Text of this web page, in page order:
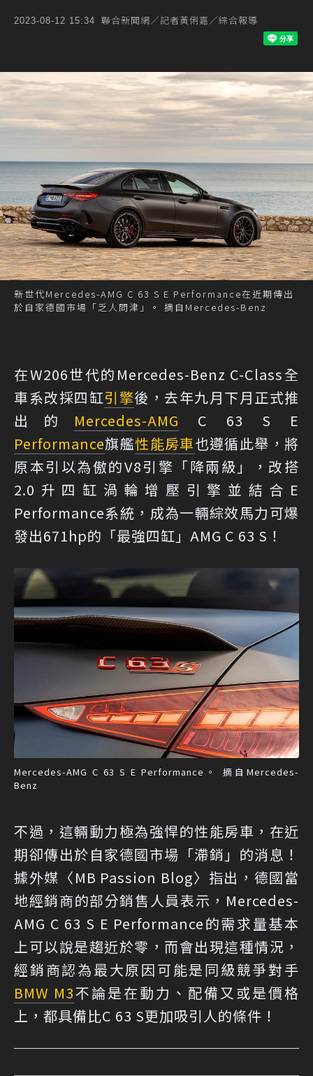
2023-08-12 15:34 聯合新聞網／記者黃俐嘉／綜合報導
新世代Mercedes-AMG C 63 S E Performance在近期傳出
於自家德國市場「乏人問津」。 摘自Mercedes-Benz
在W206世代的Mercedes-Benz C-Class全
車系改採四缸引擎後，去年九月下月正式推
出的 Mercedes-AMG C 63 S E
Performance旗艦性能房車也遵循此舉，將
原本引以為傲的V8引擎「降兩級」，改搭
2.0升四缸渦輪增壓引擎並結合E
Performance系統，成為一輛綜效馬力可爆
發出671hp的「最強四缸」AMG C 63 S！
Mercedes-AMG C 63 S E Performance。 摘自Mercedes-
Benz
不過，這輛動力極為強悍的性能房車，在近
期卻傳出於自家德國市場「滯銷」的消息！
據外媒〈MB Passion Blog〉指出，德國當
地經銷商的部分銷售人員表示，Mercedes-
AMG C 63 S E Performance的需求量基本
上可以說是趨近於零，而會出現這種情況，
經銷商認為最大原因可能是同級競爭對手
BMW M3不論是在動力、配備又或是價格
上，都具備比C 63 S更加吸引人的條件！